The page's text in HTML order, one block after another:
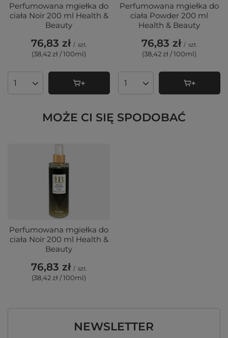
Perfumowana mgiełka do
ciała Noir 200 ml Health &
Beauty
76,83 zł / szt.
(38,42 zł / 100ml)
Ilość produktów
Perfumowana mgiełka do
ciała Powder 200 ml
Health & Beauty
76,83 zł / szt.
(38,42 zł / 100ml)
Ilość produktów
MOŻE CI SIĘ SPODOBAĆ
Perfumowana mgiełka do
ciała Noir 200 ml Health &
Beauty
76,83 zł / szt.
(38,42 zł / 100ml)
NEWSLETTER